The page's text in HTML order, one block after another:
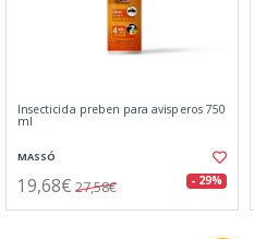
Insecticida preben para avisperos 750
ml
MASSÓ
19,68€ 27,58€ - 29%